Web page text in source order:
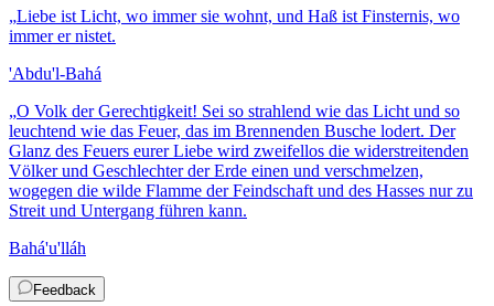
„Liebe ist Licht, wo immer sie wohnt, und Haß ist Finsternis, wo
immer er nistet.
'Abdu'l-Bahá
„O Volk der Gerechtigkeit! Sei so strahlend wie das Licht und so
leuchtend wie das Feuer, das im Brennenden Busche lodert. Der
Glanz des Feuers eurer Liebe wird zweifellos die widerstreitenden
Völker und Geschlechter der Erde einen und verschmelzen,
wogegen die wilde Flamme der Feindschaft und des Hasses nur zu
Streit und Untergang führen kann.
Bahá'u'lláh
Feedback